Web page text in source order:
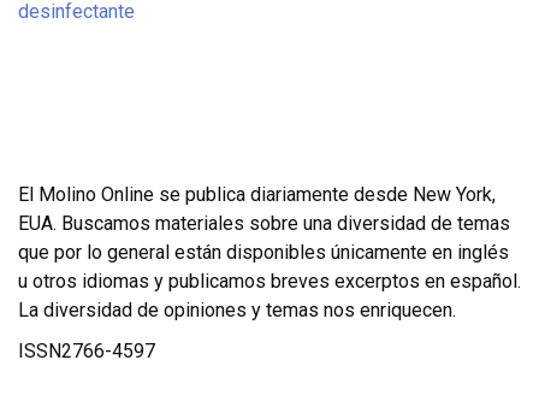
El Molino Online se publica diariamente desde New York,
EUA. Buscamos materiales sobre una diversidad de temas
que por lo general están disponibles únicamente en inglés
u otros idiomas y publicamos breves excerptos en español.
La diversidad de opiniones y temas nos enriquecen.
ISSN2766-4597